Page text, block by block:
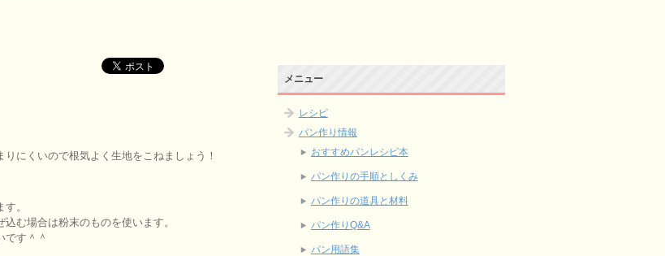
にくいので根気よく生地をこねましょう！
。
む場合は粉末のものを使います。
です＾＾
メニュー
レシピ
パン作り情報
おすすめパンレシピ本
パン作りの手順としくみ
パン作りの道具と材料
パン作りQ&A
パン用語集